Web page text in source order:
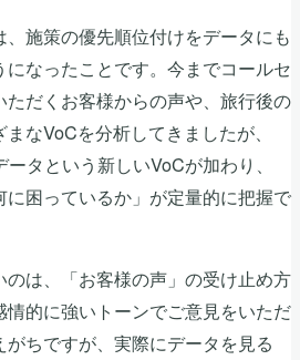
、施策の優先順位付けをデータにも
なったことです。今までコールセ
ただくお客様からの声や、旅行後の
なVoCを分析してきましたが、
タという新しいVoCが加わり、
に困っているか」が定量的に把握で
のは、「お客様の声」の受け止め方
的に強いトーンでご意見をいただ
がちですが、実際にデータを見る